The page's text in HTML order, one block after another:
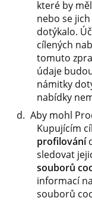
které by
nebo se
dotýkalo.
cílených
tomuto
údaje
námitky
nabídky
Aby mohl
Kupujícím
profilování
sledovat
souborů
informací
souborů